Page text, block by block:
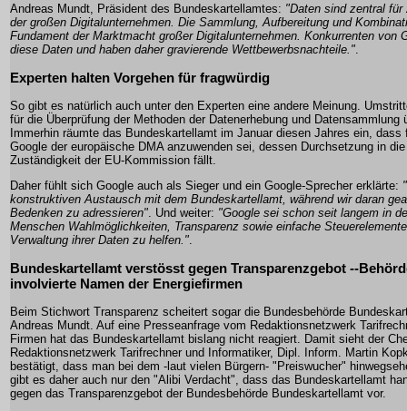
Andreas Mundt, Präsident des Bundeskartellamtes: "Daten sind zentral
der großen Digitalunternehmen. Die Sammlung, Aufbereitung und
Fundament der Marktmacht großer Digitalunternehmen. Konkurrenten von
diese Daten und haben daher gravierende Wettbewerbsnachteile."
Experten halten Vorgehen für fragwürdig
So gibt es natürlich auch unter den Experten eine andere Meinung.
für die Überprüfung der Methoden der Datenerhebung und
Immerhin räumte das Bundeskartellamt im Januar diesen Jahres ein,
Google der europäische DMA anzuwenden sei, dessen Durchsetzung in
Zuständigkeit der EU-Kommission fällt.
Daher fühlt sich Google auch als Sieger und ein Google-Sprecher erklärte:
konstruktiven Austausch mit dem Bundeskartellamt, während wir daran
Bedenken zu adressieren". Und weiter: "Google sei schon seit langem in
Menschen Wahlmöglichkeiten, Transparenz sowie einfache
Verwaltung ihrer Daten zu helfen.".
Bundeskartellamt verstösst gegen Transparenzgebot --
involvierte Namen der Energiefirmen
Beim Stichwort Transparenz scheitert sogar die Bundesbehörde
Andreas Mundt. Auf eine Presseanfrage vom Redaktionsnetzwerk
Firmen hat das Bundeskartellamt bislang nicht reagiert. Damit sieht der
Redaktionsnetzwerk Tarifrechner und Informatiker, Dipl. Inform. Martin
bestätigt, dass man bei dem -laut vielen Bürgern- "Preiswucher"
gibt es daher auch nur den "Alibi Verdacht", dass das Bundeskartellamt
gegen das Transparenzgebot der Bundesbehörde Bundeskartellamt vor.